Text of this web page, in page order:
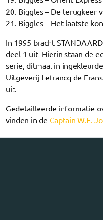
20. Biggles – De terugkeer
21. Biggles – Het laatste
In 1995 bracht
deel 1 uit. Hierin staan de
serie, ditmaal in
Uitgeverij Lefrancq de
uit.
Gedetailleerde informatie
vinden in de Captain W.E.